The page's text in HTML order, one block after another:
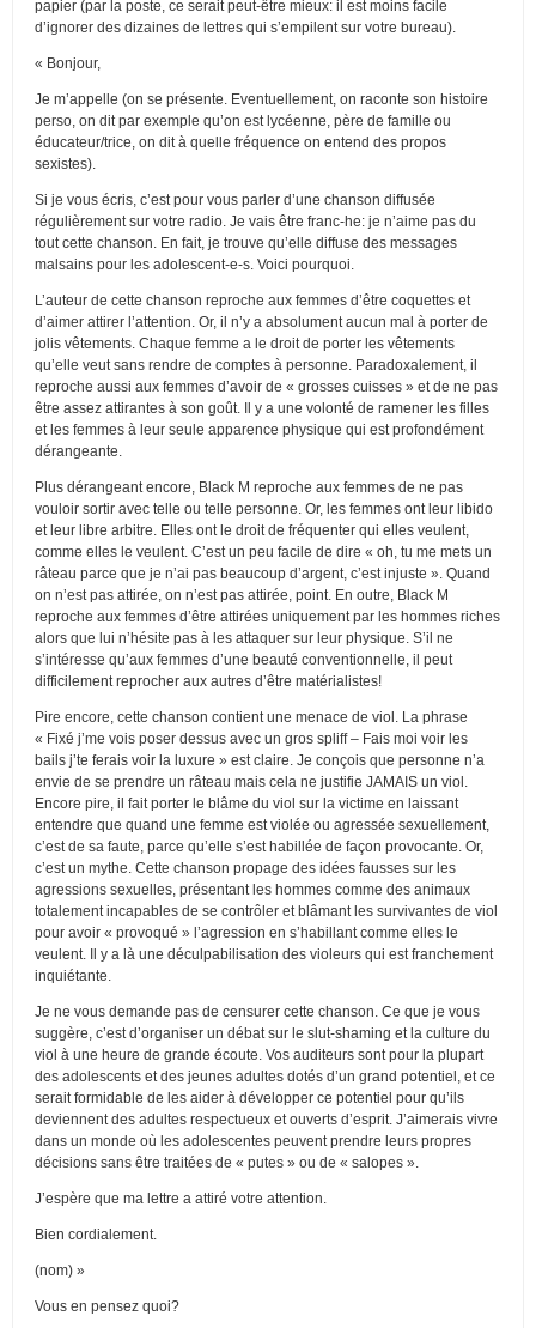
papier (par la poste, ce serait peut-être mieux: il est moins facile
d’ignorer des dizaines de lettres qui s’empilent sur votre bureau).
« Bonjour,
Je m’appelle (on se présente. Eventuellement, on raconte son histoire
perso, on dit par exemple qu’on est lycéenne, père de famille ou
éducateur/trice, on dit à quelle fréquence on entend des propos
sexistes).
Si je vous écris, c’est pour vous parler d’une chanson diffusée
régulièrement sur votre radio. Je vais être franc-he: je n’aime pas du
tout cette chanson. En fait, je trouve qu’elle diffuse des messages
malsains pour les adolescent-e-s. Voici pourquoi.
L’auteur de cette chanson reproche aux femmes d’être coquettes et
d’aimer attirer l’attention. Or, il n’y a absolument aucun mal à porter de
jolis vêtements. Chaque femme a le droit de porter les vêtements
qu’elle veut sans rendre de comptes à personne. Paradoxalement, il
reproche aussi aux femmes d’avoir de « grosses cuisses » et de ne pas
être assez attirantes à son goût. Il y a une volonté de ramener les filles
et les femmes à leur seule apparence physique qui est profondément
dérangeante.
Plus dérangeant encore, Black M reproche aux femmes de ne pas
vouloir sortir avec telle ou telle personne. Or, les femmes ont leur libido
et leur libre arbitre. Elles ont le droit de fréquenter qui elles veulent,
comme elles le veulent. C’est un peu facile de dire « oh, tu me mets un
râteau parce que je n’ai pas beaucoup d’argent, c’est injuste ». Quand
on n’est pas attirée, on n’est pas attirée, point. En outre, Black M
reproche aux femmes d’être attirées uniquement par les hommes riches
alors que lui n’hésite pas à les attaquer sur leur physique. S’il ne
s’intéresse qu’aux femmes d’une beauté conventionnelle, il peut
difficilement reprocher aux autres d’être matérialistes!
Pire encore, cette chanson contient une menace de viol. La phrase
« Fixé j’me vois poser dessus avec un gros spliff – Fais moi voir les
bails j’te ferais voir la luxure » est claire. Je conçois que personne n’a
envie de se prendre un râteau mais cela ne justifie JAMAIS un viol.
Encore pire, il fait porter le blâme du viol sur la victime en laissant
entendre que quand une femme est violée ou agressée sexuellement,
c’est de sa faute, parce qu’elle s’est habillée de façon provocante. Or,
c’est un mythe. Cette chanson propage des idées fausses sur les
agressions sexuelles, présentant les hommes comme des animaux
totalement incapables de se contrôler et blâmant les survivantes de viol
pour avoir « provoqué » l’agression en s’habillant comme elles le
veulent. Il y a là une déculpabilisation des violeurs qui est franchement
inquiétante.
Je ne vous demande pas de censurer cette chanson. Ce que je vous
suggère, c’est d’organiser un débat sur le slut-shaming et la culture du
viol à une heure de grande écoute. Vos auditeurs sont pour la plupart
des adolescents et des jeunes adultes dotés d’un grand potentiel, et ce
serait formidable de les aider à développer ce potentiel pour qu’ils
deviennent des adultes respectueux et ouverts d’esprit. J’aimerais vivre
dans un monde où les adolescentes peuvent prendre leurs propres
décisions sans être traitées de « putes » ou de « salopes ».
J’espère que ma lettre a attiré votre attention.
Bien cordialement.
(nom) »
Vous en pensez quoi?